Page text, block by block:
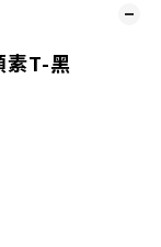
素T-黑